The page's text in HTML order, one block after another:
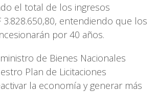
el total de los ingresos
3.828.650,80, entendiendo que los
por 40 años.
de Bienes Nacionales
Plan de Licitaciones
la economía y generar más